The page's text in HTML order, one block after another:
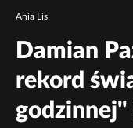
Ania Lis
Damian
rekord
godzinnej"